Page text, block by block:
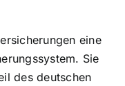
eine
Sie
des deutschen